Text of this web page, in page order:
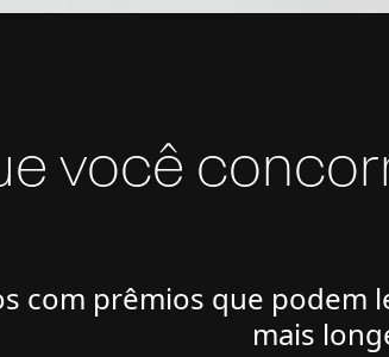
você
com prêmios que podem
mais